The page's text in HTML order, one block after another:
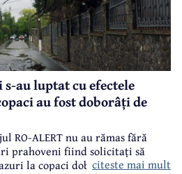
au luptat cu efectele
au fost doborâți de
RO-ALERT nu au rămas fără
prahoveni fiind solicitați să
la copaci doborâți în urma
citeste mai mult